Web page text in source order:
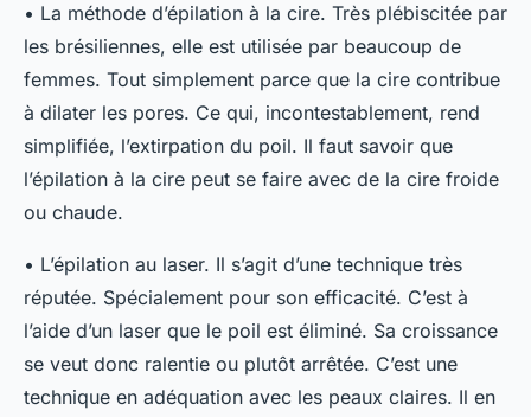
• La méthode d’épilation à la cire. Très plébiscitée par
les brésiliennes, elle est utilisée par beaucoup de
femmes. Tout simplement parce que la cire contribue
à dilater les pores. Ce qui, incontestablement, rend
simplifiée, l’extirpation du poil. Il faut savoir que
l’épilation à la cire peut se faire avec de la cire froide
ou chaude.
• L’épilation au laser. Il s’agit d’une technique très
réputée. Spécialement pour son efficacité. C’est à
l’aide d’un laser que le poil est éliminé. Sa croissance
se veut donc ralentie ou plutôt arrêtée. C’est une
technique en adéquation avec les peaux claires. Il en